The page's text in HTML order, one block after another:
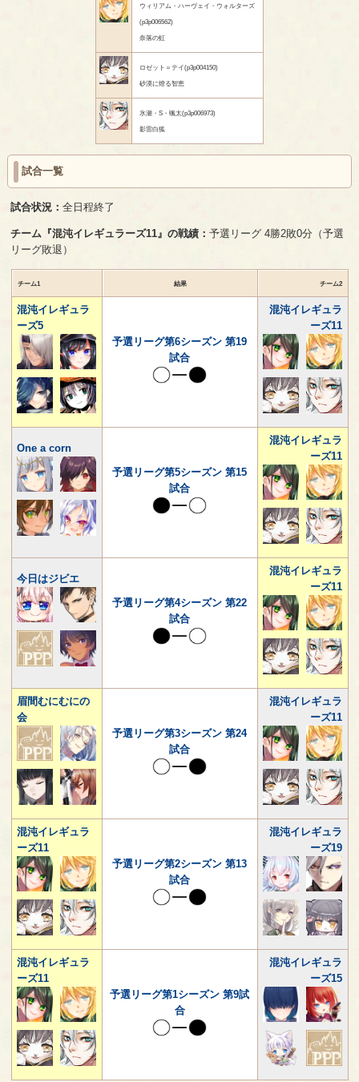
ウィリアム・ハーヴェイ・ウォルターズ
(p3p006562)
奈落の虹
ロゼット＝テイ(p3p004150)
砂漠に燈る智恵
氷瀬・S・颯太(p3p006973)
影雷白狐
試合一覧
試合状況：全日程終了
チーム『混沌イレギュラーズ11』の戦績：予選リーグ 4勝2敗0分（予選
リーグ敗退）
チーム1 結果 チーム2
混沌イレギュラ
ーズ5
予選リーグ第6シーズン 第19
試合
混沌イレギュラ
ーズ11
One a corn
予選リーグ第5シーズン 第15
試合
混沌イレギュラ
ーズ11
今日はジビエ
予選リーグ第4シーズン 第22
試合
混沌イレギュラ
ーズ11
眉間むにむにの
会
予選リーグ第3シーズン 第24
試合
混沌イレギュラ
ーズ11
混沌イレギュラ
ーズ11
予選リーグ第2シーズン 第13
試合
混沌イレギュラ
ーズ19
混沌イレギュラ
ーズ11
予選リーグ第1シーズン 第9試
合
混沌イレギュラ
ーズ15